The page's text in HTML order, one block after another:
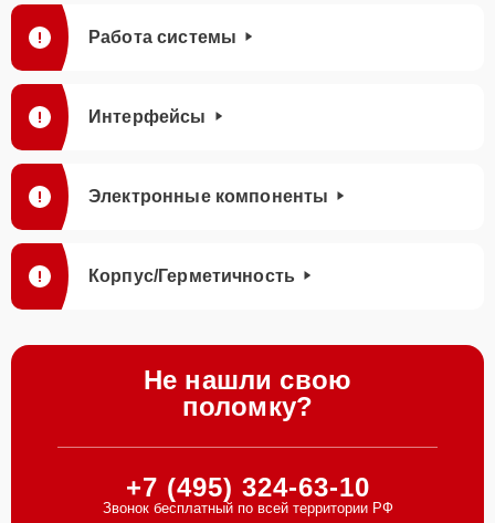
Работа системы
Интерфейсы
Электронные компоненты
Корпус/Герметичность
Не нашли свою
поломку?
+7 (495) 324-63-10
Звонок бесплатный по всей территории РФ